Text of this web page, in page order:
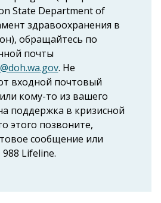
State Department of
здравоохранения в
обращайтесь по
почты
. Не
входной почтовый
кому-то из вашего
поддержка в кризисной
этого позвоните,
сообщение или
Lifeline.